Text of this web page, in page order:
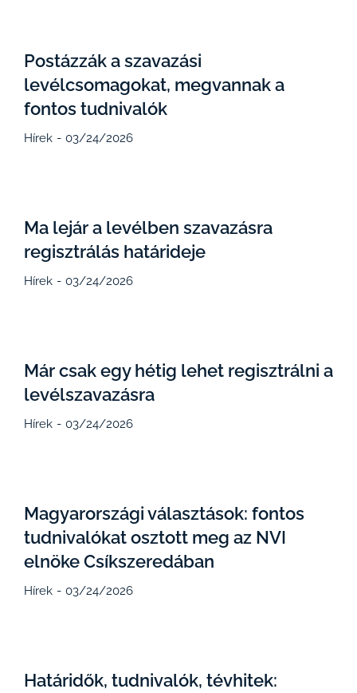
Postázzák a szavazási
levélcsomagokat, megvannak a
fontos tudnivalók
Hírek 03/24/2026
Ma lejár a levélben szavazásra
regisztrálás határideje
Hírek 03/24/2026
Már csak egy hétig lehet regisztrálni a
levélszavazásra
Hírek 03/24/2026
Magyarországi választások: fontos
tudnivalókat osztott meg az NVI
elnöke Csíkszeredában
Hírek 03/24/2026
Határidők, tudnivalók, tévhitek: